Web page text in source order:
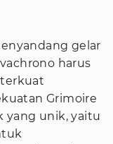
gelar
harus
Grimoire
yang unik, yaitu